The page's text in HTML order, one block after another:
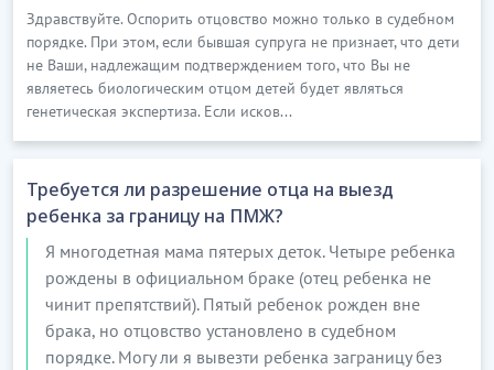
Здравствуйте. Оспорить отцовство можно только в судебном
порядке. При этом, если бывшая супруга не признает, что дети
не Ваши, надлежащим подтверждением того, что Вы не
являетесь биологическим отцом детей будет являться
генетическая экспертиза. Если исков...
Требуется ли разрешение отца на выезд
ребенка за границу на ПМЖ?
Я многодетная мама пятерых деток. Четыре ребенка
рождены в официальном браке (отец ребенка не
чинит препятствий). Пятый ребенок рожден вне
брака, но отцовство установлено в судебном
порядке. Могу ли я вывезти ребенка заграницу без